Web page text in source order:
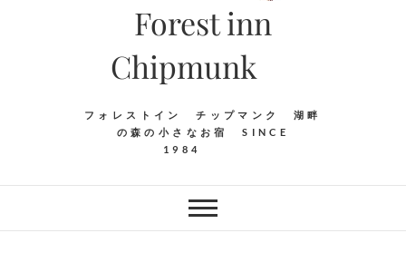
Forest inn
Chipmunk
フォレストイン チップマンク 湖畔
の森の小さなお宿 SINCE
1984